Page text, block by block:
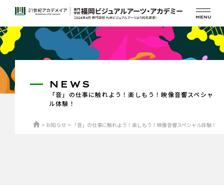
「音」の仕事に触れよう！楽しもう！映像音響スペシャ
ル体験！
NEWS
お知らせ 「音」の仕事に触れよう！楽しもう！映像音響スペシャル体験！